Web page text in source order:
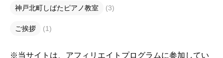
神戸北町しばたピアノ教室 (3)
ご挨拶 (1)
※当サイトは、アフィリエイトプログラムに参加してい